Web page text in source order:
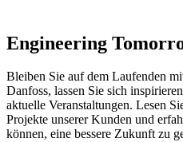
Engineering
Bleiben Sie auf dem Laufenden
Danfoss, lassen Sie sich
aktuelle Veranstaltungen. Lesen
Projekte unserer Kunden und
können, eine bessere Zukunft zu